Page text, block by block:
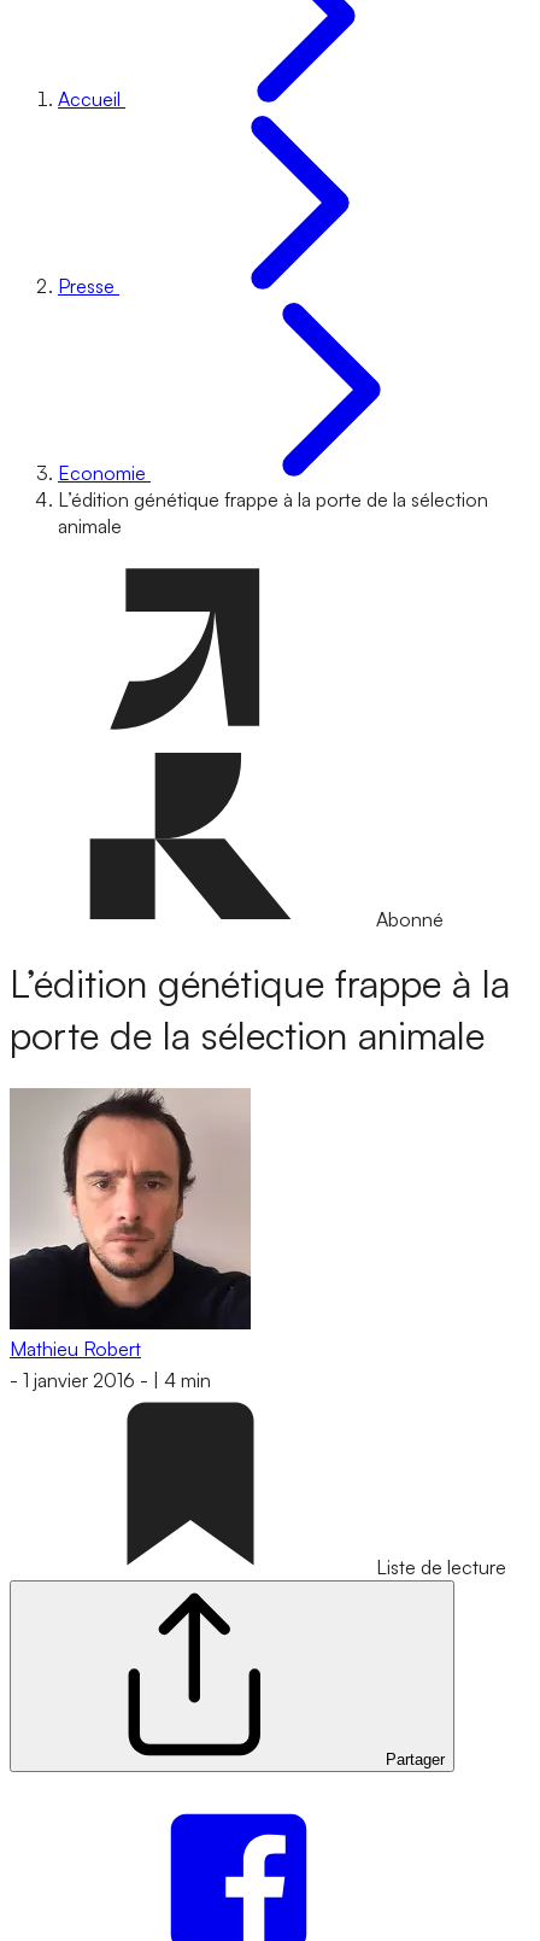
Accueil
Presse
Economie
L’édition génétique frappe à la porte de la sélection
animale
Abonné
L’édition génétique frappe à la
porte de la sélection animale
Mathieu Robert
- 1 janvier 2016 - 4 min
Liste de lecture
Partager